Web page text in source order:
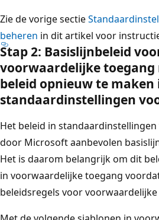
Zie de vorige sectie
beheren in dit artikel voor
Stap 2: Basislijnbeleid
voorwaardelijke toegang
beleid opnieuw te maken
standaardinstellingen
Het beleid in
door Microsoft aanbevolen
Het is daarom belangrijk om dit
in voorwaardelijke toegang
beleidsregels voor